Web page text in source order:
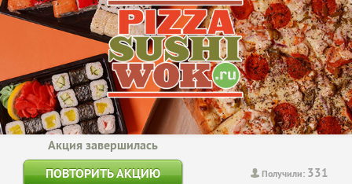
Получили: 331
Акция завершилась
ПОВТОРИТЬ АКЦИЮ